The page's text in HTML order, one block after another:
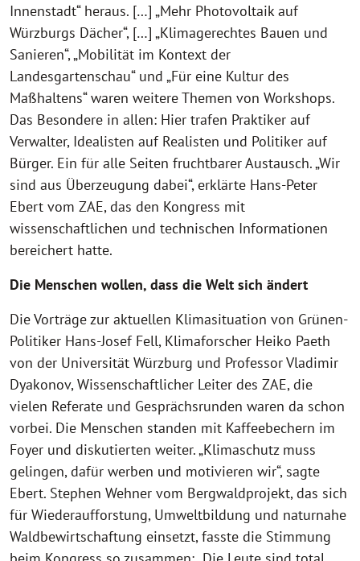
Innenstadt“ heraus. […] „Mehr Photovoltaik auf
Würzburgs Dächer“, […] „Klimagerechtes Bauen und
Sanieren“, „Mobilität im Kontext der
Landesgartenschau“ und „Für eine Kultur des
Maßhaltens“ waren weitere Themen von Workshops.
Das Besondere in allen: Hier trafen Praktiker auf
Verwalter, Idealisten auf Realisten und Politiker auf
Bürger. Ein für alle Seiten fruchtbarer Austausch. „Wir
sind aus Überzeugung dabei“, erklärte Hans-Peter
Ebert vom ZAE, das den Kongress mit
wissenschaftlichen und technischen Informationen
bereichert hatte.
Die Menschen wollen, dass die Welt sich ändert
Die Vorträge zur aktuellen Klimasituation von Grünen-
Politiker Hans-Josef Fell, Klimaforscher Heiko Paeth
von der Universität Würzburg und Professor Vladimir
Dyakonov, Wissenschaftlicher Leiter des ZAE, die
vielen Referate und Gesprächsrunden waren da schon
vorbei. Die Menschen standen mit Kaffeebechern im
Foyer und diskutierten weiter. „Klimaschutz muss
gelingen, dafür werben und motivieren wir“, sagte
Ebert. Stephen Wehner vom Bergwaldprojekt, das sich
für Wiederaufforstung, Umweltbildung und naturnahe
Waldbewirtschaftung einsetzt, fasste die Stimmung